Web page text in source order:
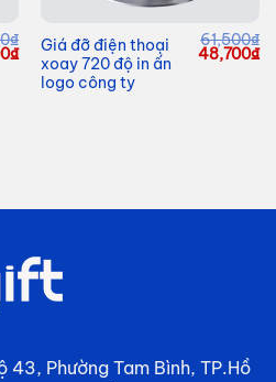
₫
₫Giá
hiện
Giá đỡ điện thoại
xoay 720 độ in ấn
logo công ty
61,500₫
Giá
gốc
48,700₫
Phường Tam Bình, TP.Hồ